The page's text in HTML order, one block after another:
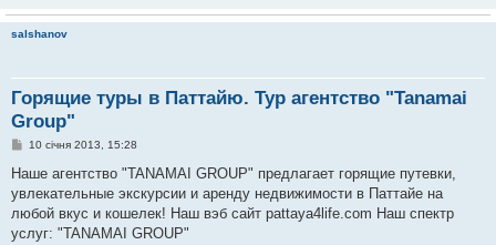
salshanov
Горящие туры в Паттайю. Тур агентство "Tanamai
Group"
П
в
д
о
л
10 січня 2013, 15:28
Наше агентство "TANAMAI GROUP" предлагает горящие путевки,
увлекательные экскурсии и аренду недвижимости в Паттайе на
любой вкус и кошелек! Наш вэб сайт pattaya4life.com Наш спектр
услуг: "TANAMAI GROUP"